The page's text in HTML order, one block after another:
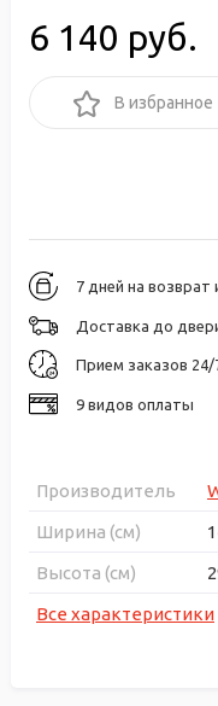
6 140 руб.
В избранное
7 дней на возврат
Доставка до
Прием заказов 24/
9 видов оплаты
Производитель
Ширина (см)
Высота (см)
Все характеристики